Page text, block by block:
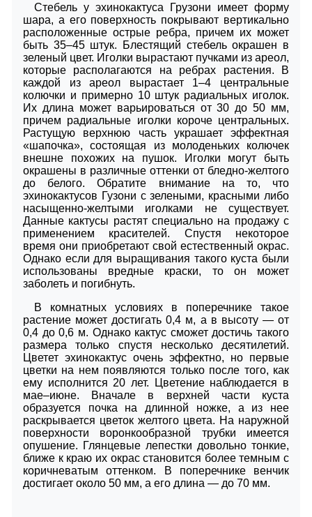
Стебель у эхинокактуса Грузони имеет форму
шара, а его поверхность покрывают вертикально
расположенные острые ребра, причем их может
быть 35–45 штук. Блестящий стебель окрашен в
зеленый цвет. Иголки вырастают пучками из ареол,
которые располагаются на ребрах растения. В
каждой из ареол вырастает 1–4 центральные
колючки и примерно 10 штук радиальных иголок.
Их длина может варьироваться от 30 до 50 мм,
причем радиальные иголки короче центральных.
Растущую верхнюю часть украшает эффектная
«шапочка», состоящая из молоденьких колючек
внешне похожих на пушок. Иголки могут быть
окрашены в различные оттенки от бледно-желтого
до белого. Обратите внимание на то, что
эхинокактусов Гузони с зелеными, красными либо
насыщенно-желтыми иголками не существует.
Данные кактусы растят специально на продажу с
применением красителей. Спустя некоторое
время они приобретают свой естественный окрас.
Однако если для выращивания такого куста были
использованы вредные краски, то он может
заболеть и погибнуть.
В комнатных условиях в поперечнике такое
растение может достигать 0,4 м, а в высоту ― от
0,4 до 0,6 м. Однако кактус сможет достичь такого
размера только спустя несколько десятилетий.
Цветет эхинокактус очень эффектно, но первые
цветки на нем появляются только после того, как
ему исполнится 20 лет. Цветение наблюдается в
мае–июне. Вначале в верхней части куста
образуется почка на длинной ножке, а из нее
раскрывается цветок желтого цвета. На наружной
поверхности воронкообразной трубки имеется
опушение. Глянцевые лепестки довольно тонкие,
ближе к краю их окрас становится более темным с
коричневатым оттенком. В поперечнике венчик
достигает около 50 мм, а его длина ― до 70 мм.